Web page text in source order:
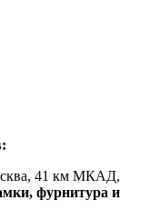
41 км МКАД,
фурнитура и